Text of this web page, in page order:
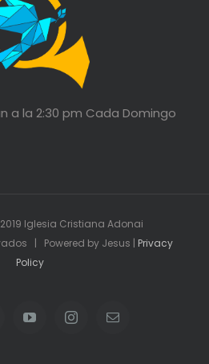
a la 2:30 pm Cada Domingo
Iglesia Cristiana Adonai
| Powered by Jesus | Privacy
Policy
YouTubeInstagramEmail